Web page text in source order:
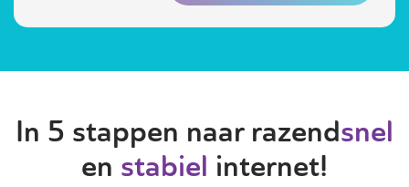
In 5 stappen naar razendsnel
en stabiel internet!